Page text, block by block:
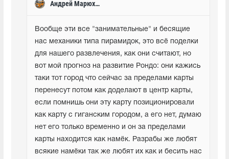
Андрей Марюхин
Вообще эти все "занимательные" и бесящие
нас механики типа пирамидок, это всё поделки
для нашего развлечения, как они считают, но
вот мой прогноз на развитие Рондо: они кажись
таки тот город что сейчас за пределами карты
перенесут потом как доделают в центр карты,
если помнишь они эту карту позиционировали
как карту с гиганским городом, а его нет, думаю
нет его только временно и он за пределами
карты находится как намёк. Разрабы же любят
всякие намёки так же любят их как и бесить нас